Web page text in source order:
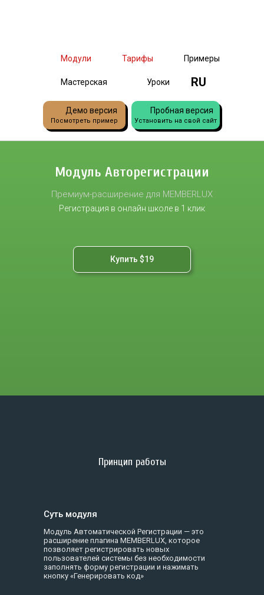
RU
Демо версия
Посмотреть пример
Пробная версия
Установить на свой сайт
Модули Тарифы Примеры
Мастерская Уроки
Модуль Авторегистрации
Регистрация в онлайн школе в 1 клик
Премиум-расширение для MEMBERLUX
Принцип работы
Суть модуля
Модуль Автоматической Регистрации — это
расширение плагина MEMBERLUX, которое
позволяет регистрировать новых
пользователей системы без необходимости
заполнять форму регистрации и нажимать
кнопку «Генерировать код»
Купить $19